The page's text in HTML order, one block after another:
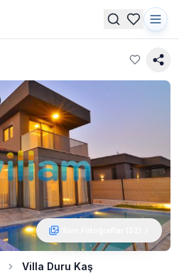
Villa Duru Kaş